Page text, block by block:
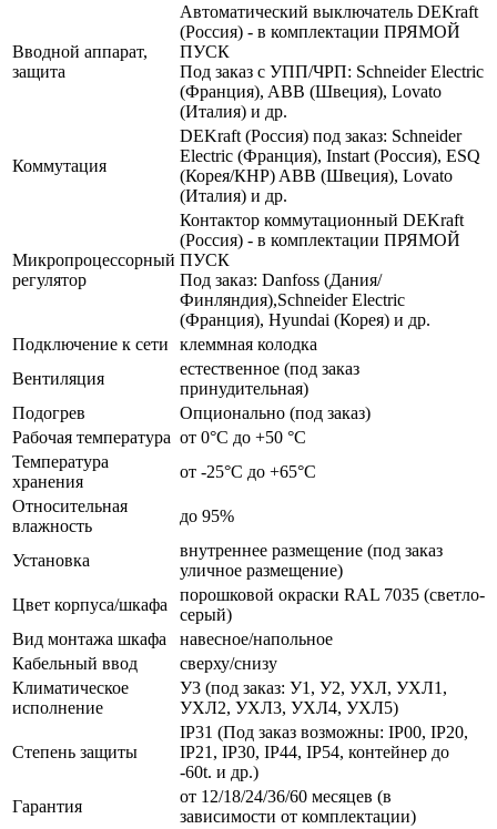
Вводной аппарат,
защита
Автоматический выключатель DEKraft
(Россия) - в комплектации ПРЯМОЙ
ПУСК
Под заказ с УПП/ЧРП: Schneider Electric
(Франция), ABB (Швеция), Lovato
(Италия) и др.
Коммутация
DEKraft (Россия) под заказ: Schneider
Electric (Франция), Instart (Россия), ESQ
(Корея/КНР) ABB (Швеция), Lovato
(Италия) и др.
Микропроцессорный
регулятор
Контактор коммутационный DEKraft
(Россия) - в комплектации ПРЯМОЙ
ПУСК
Под заказ: Danfoss (Дания/
Финляндия),Schneider Electric
(Франция), Hyundai (Корея) и др.
Подключение к сети
клеммная колодка
Вентиляция
естественное (под заказ
принудительная)
Подогрев
Опционально (под заказ)
Рабочая температура от 0°C до +50 °C
Температура
хранения
от -25°C до +65°C
Относительная
влажность
до 95%
Установка
внутреннее размещение (под заказ
уличное размещение)
Цвет корпуса/шкафа
порошковой окраски RAL 7035 (светло-
серый)
Вид монтажа шкафа
навесное/напольное
Кабельный ввод
сверху/снизу
Климатическое
исполнение
У3 (под заказ: У1, У2, УХЛ, УХЛ1,
УХЛ2, УХЛ3, УХЛ4, УХЛ5)
Степень защиты
IP31 (Под заказ возможны: IP00, IP20,
IP21, IP30, IP44, IP54, контейнер до
-60t. и др.)
Гарантия
от 12/18/24/36/60 месяцев (в
зависимости от комплектации)